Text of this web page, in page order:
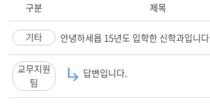
구분 제목
기타 안녕하세욥 15년도 입학한 신학과입니다
교무지원
팀
답변입니다.